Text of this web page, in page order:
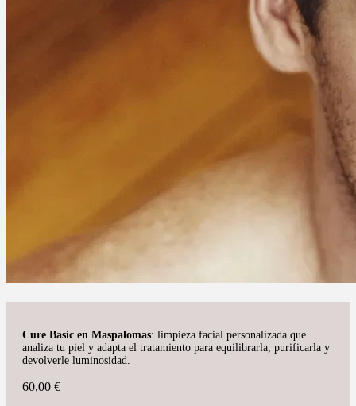
Cure Basic en Maspalomas: limpieza facial personalizada que
analiza tu piel y adapta el tratamiento para equilibrarla, purificarla y
devolverle luminosidad.
60,00 €